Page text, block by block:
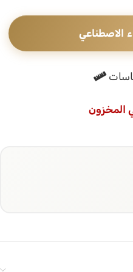
الاصطناعي
المخزون